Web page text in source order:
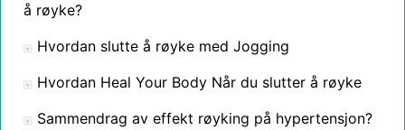
å røyke?
Hvordan slutte å røyke med Jogging
Hvordan Heal Your Body Når du slutter å røyke
Sammendrag av effekt røyking på hypertensjon?